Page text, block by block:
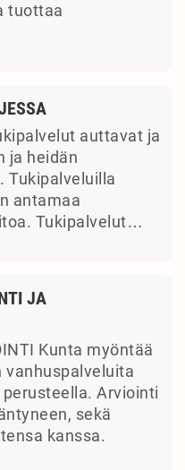
tuottaa
auttavat ja
ja heidän
Tukipalveluilla
antamaa
Tukipalvelut…
JA
Kunta myöntää
vanhuspalveluita
Arviointi
sekä
kanssa.